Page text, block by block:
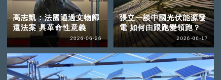
高志凱：法國通過文物歸
還法案 具革命性意義
2026-06-26
張立一談中國光伏能源發
電 如何由跟跑變領跑？
2026-06-17